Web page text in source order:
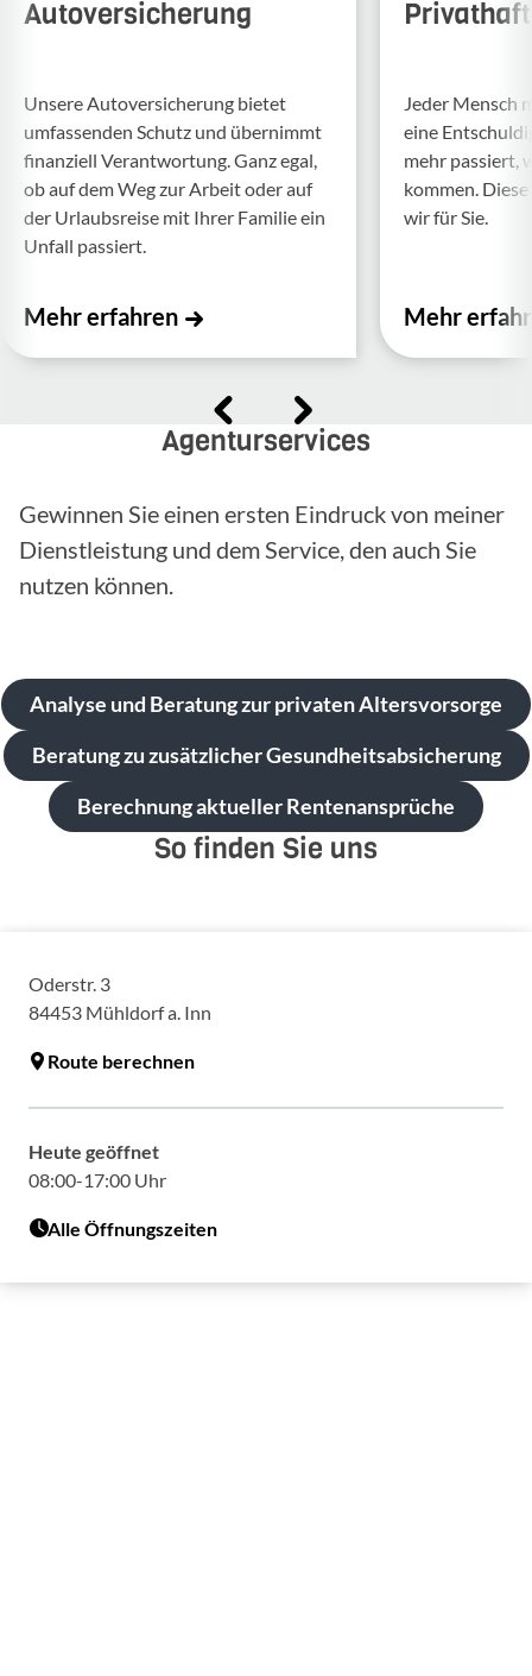
Autoversicherung
Unsere Auto­ver­si­che­rung bietet
umfas­senden Schutz und über­nimmt
finan­ziell Verant­wor­tung. Ganz egal,
ob auf dem Weg zur Arbeit oder auf
der Urlaubs­reise mit Ihrer Familie ein
Unfall passiert.
Mehr erfahren
Jeder Mensch
eine
mehr passiert,
kommen.
wir für Sie.
Mehr
Agenturservices
Gewinnen Sie einen ersten Eindruck von meiner
Dienstleistung und dem Service, den auch Sie
nutzen können.
Analyse und Beratung zur privaten Altersvorsorge
Beratung zu zusätzlicher Gesundheitsabsicherung
Berechnung aktueller Rentenansprüche
So finden Sie uns
Oderstr. 3
84453 Mühldorf a. Inn
Route berechnen
Heute geöffnet
08:00-17:00 Uhr
Alle Öffnungszeiten